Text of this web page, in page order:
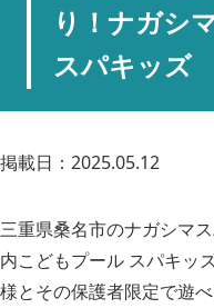
り！ナガシ
スパキッズ
掲載日：2025.05.12
三重県桑名市のナガシマ
内こどもプール スパキッ
様とその保護者限定で遊